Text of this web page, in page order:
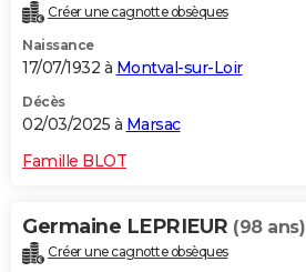
Créer une cagnotte obsèques
Naissance
17/07/1932 à Montval-sur-Loir
Décès
02/03/2025 à Marsac
Famille BLOT
Germaine LEPRIEUR (98 ans)
Créer une cagnotte obsèques